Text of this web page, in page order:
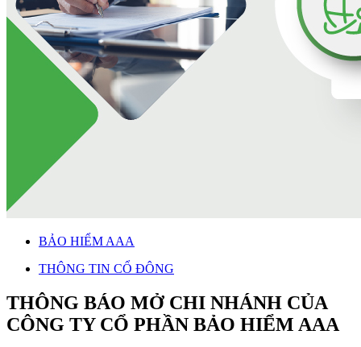
BẢO HIỂM AAA
THÔNG TIN CỔ ĐÔNG
THÔNG BÁO MỞ CHI NHÁNH CỦA
CÔNG TY CỔ PHẦN BẢO HIỂM AAA